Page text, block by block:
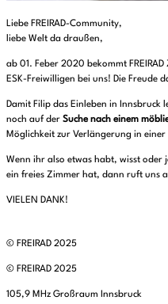
Liebe FREIRAD-Community,
liebe Welt da draußen,
ab 01. Feber 2020 bekommt
ESK-Freiwilligen bei uns! Die Freude
Damit Filip das Einleben in
noch auf der Suche nach einem
Möglichkeit zur Verlängerung in
Wenn ihr also etwas habt, wisst oder
ein freies Zimmer hat, dann ruft uns
VIELEN DANK!
© FREIRAD 2025
© FREIRAD 2025
105,9 MHz Großraum Innsbruck